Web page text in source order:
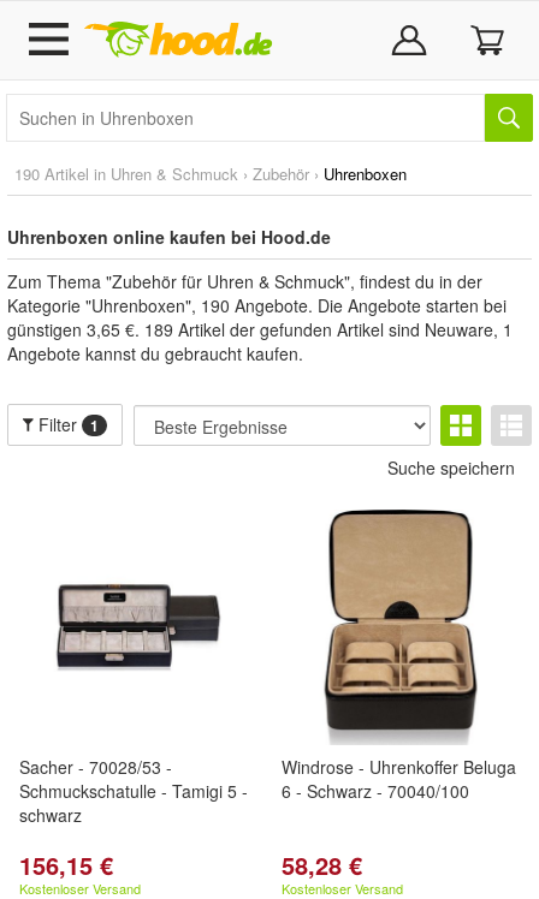
190 Artikel in Uhren & Schmuck › Zubehör › Uhrenboxen
Uhrenboxen online kaufen bei Hood.de
Zum Thema "Zubehör für Uhren & Schmuck", findest du in der
Kategorie "Uhrenboxen", 190 Angebote. Die Angebote starten bei
günstigen 3,65 €. 189 Artikel der gefunden Artikel sind Neuware, 1
Angebote kannst du gebraucht kaufen.
Filter 1
Suche speichern
Sacher - 70028/53 -
Schmuckschatulle - Tamigi 5 -
schwarz
156,15 €
Kostenloser Versand
Windrose - Uhrenkoffer Beluga
6 - Schwarz - 70040/100
58,28 €
Kostenloser Versand